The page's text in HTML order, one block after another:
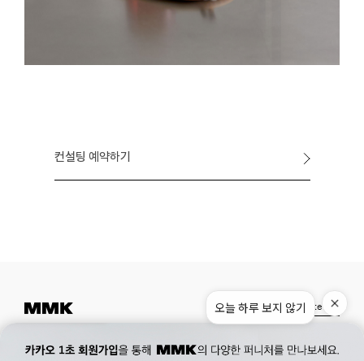
컨설팅 예약하기
Museum. 02. 777. 5887 Office.02. 777. 5778
Instagram Pinterest
오늘 하루 보지 않기